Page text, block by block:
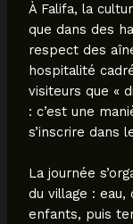
À Falifa, la
que dans des
respect des
hospitalité
visiteurs que «
: c’est une
s’inscrire dans
La journée
du village :
enfants, puis